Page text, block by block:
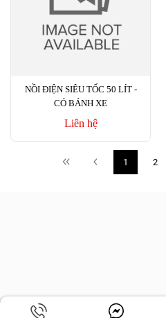
NỒI ĐIỆN SIÊU TỐC 50 LÍT -
CÓ BÁNH XE
Liên hệ
1 2